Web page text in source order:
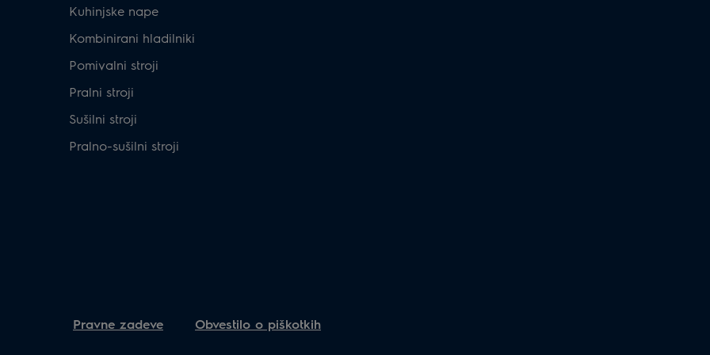
Kuhinjske nape
Kombinirani hladilniki
Pomivalni stroji
Pralni stroji
Sušilni stroji
Pralno-sušilni stroji
Pravne zadeve Obvestilo o piškotkih